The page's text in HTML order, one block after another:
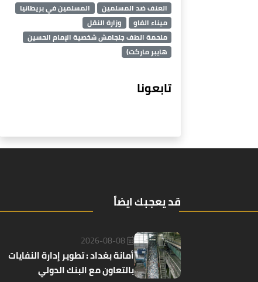
العنف ضد المسلمين
المسلمين في بريطانيا
ميناء الفاو
وزارة النقل
ملحمة الطف جلجامش شخصية الإمام الحسين
هايبر ماركت)
تابعونا
قد يعجبك ايضاً
2026-08-08
أمانة بغداد : تطوير إدارة النفايات
بالتعاون مع البنك الدولي